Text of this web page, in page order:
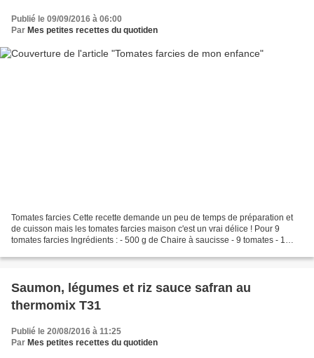
Publié le 09/09/2016 à 06:00
Par Mes petites recettes du quotiden
Tomates farcies Cette recette demande un peu de temps de préparation et
de cuisson mais les tomates farcies maison c'est un vrai délice ! Pour 9
tomates farcies Ingrédients : - 500 g de Chaire à saucisse - 9 tomates - 1
Saumon, légumes et riz sauce safran au
thermomix T31
Publié le 20/08/2016 à 11:25
Par Mes petites recettes du quotiden